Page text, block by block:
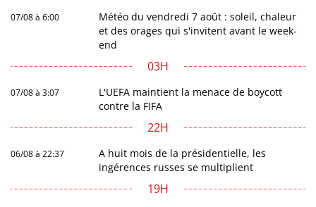
07/08 à 6:00
Météo du vendredi 7 août : soleil, chaleur
et des orages qui s'invitent avant le week-
end
03H
07/08 à 3:07
L'UEFA maintient la menace de boycott
contre la FIFA
22H
06/08 à 22:37
A huit mois de la présidentielle, les
ingérences russes se multiplient
19H